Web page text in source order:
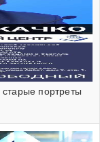
портреты